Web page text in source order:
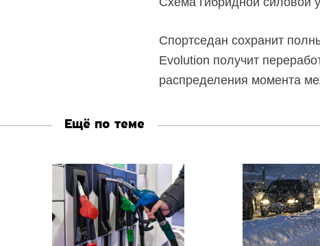
Спортседан сохранит
Evolution получит
распределения момента
Ещё по теме